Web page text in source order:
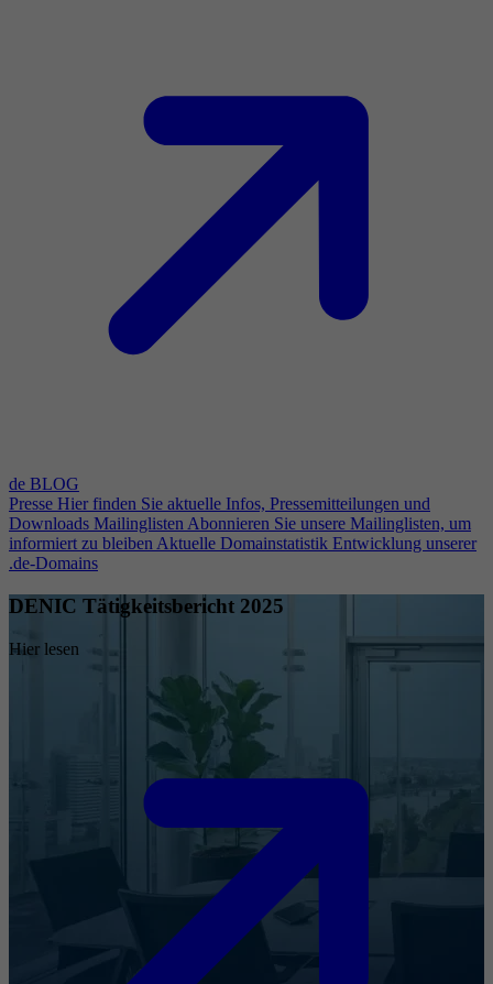
de BLOG
Presse Hier finden Sie aktuelle Infos, Pressemitteilungen und
Downloads Mailinglisten Abonnieren Sie unsere Mailinglisten, um
informiert zu bleiben Aktuelle Domainstatistik Entwicklung unserer
.de-Domains
DENIC Tätigkeitsbericht 2025
Hier lesen